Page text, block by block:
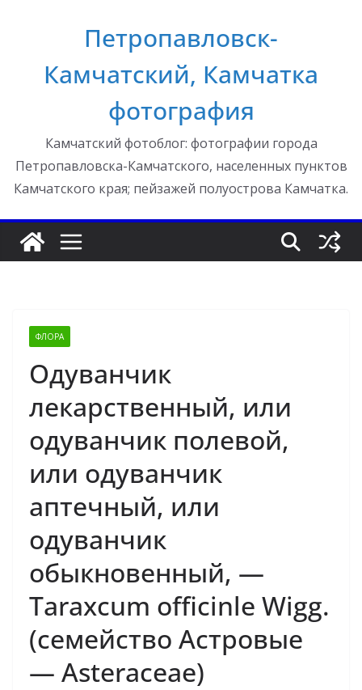
Петропавловск-
Камчатский, Камчатка
фотография
Камчатский фотоблог: фотографии города
Петропавловска-Камчатского, населенных пунктов
Камчатского края; пейзажей полуострова Камчатка.
ФЛОРА
Одуванчик
лекарственный, или
одуванчик полевой,
или одуванчик
аптечный, или
одуванчик
обыкновенный, —
Taraxcum officinle Wigg.
(семейство Астровые
— Asteraceae)